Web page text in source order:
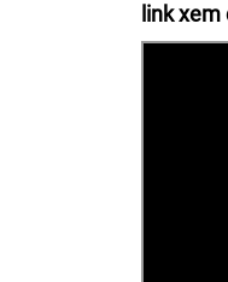
link